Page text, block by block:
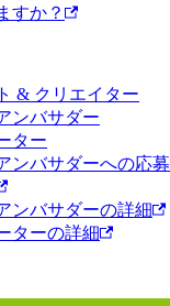
すか？
& クリエイター
ンバサダー
ター
ンバサダーへの応募
ンバサダーの詳細
ターの詳細